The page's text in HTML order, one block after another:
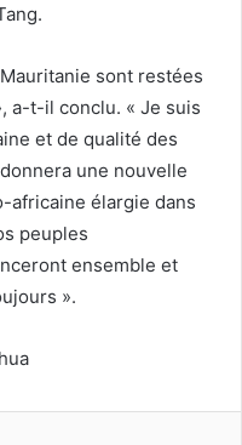
sont restées
a-t-il conclu. « Je suis
et de qualité des
une nouvelle
africaine élargie dans
peuples
ensemble et
».